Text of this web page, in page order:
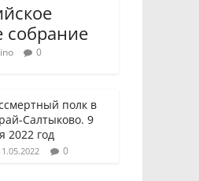
собрание
0
полк в
Салтыково. 9
2022 год
0